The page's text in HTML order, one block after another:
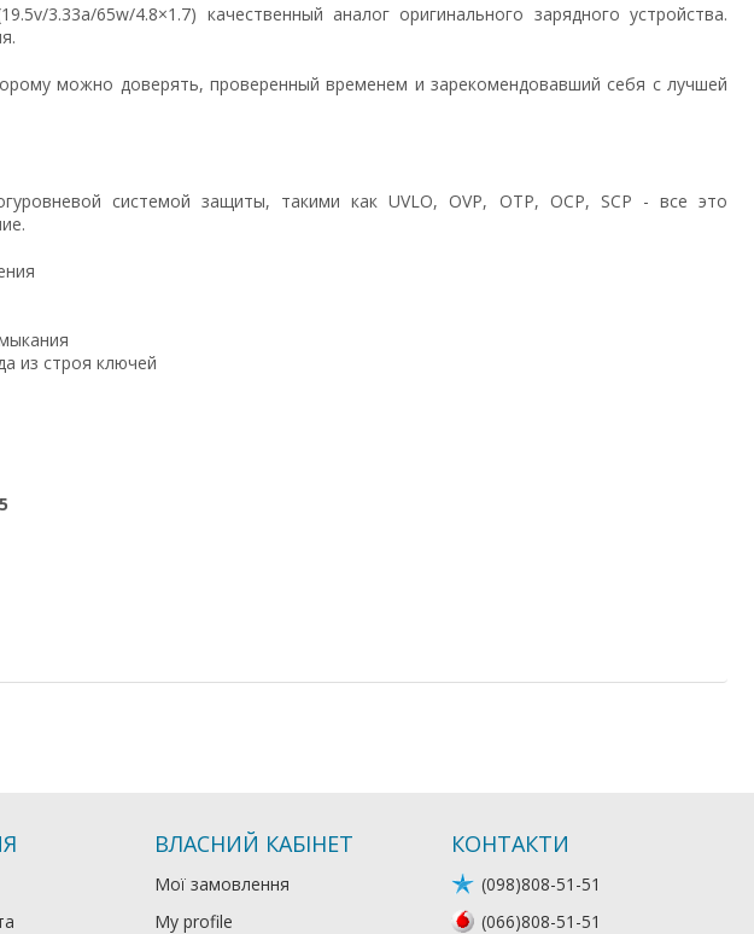
3.33a/65w/4.8×1.7) качественный аналог оригинального зарядного устройства.
можно доверять, проверенный временем и зарекомендовавший себя с лучшей
системой защиты, такими как UVLO, OVP, OTP, OCP, SCP - все это
из строя ключей
ВЛАСНИЙ КАБІНЕТ
Мої замовлення
My profile
КОНТАКТИ
(098)808-51-51
(066)808-51-51